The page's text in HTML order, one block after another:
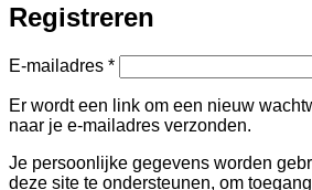
Registreren
E-mailadres *Vereist
Er wordt een link om een nieuw
naar je e-mailadres verzonden.
Je persoonlijke gegevens worden
deze site te ondersteunen, om